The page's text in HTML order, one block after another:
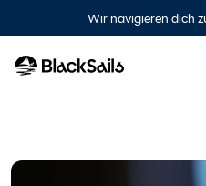
Wir navigieren dich
Datenschutz Impressum